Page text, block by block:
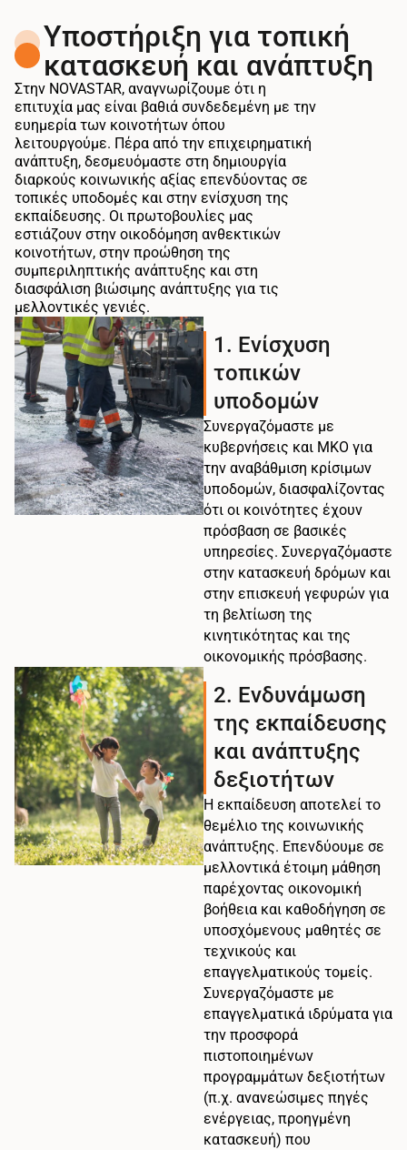
Υποστήριξη για τοπική
κατασκευή και ανάπτυξη
Στην NOVASTAR, αναγνωρίζουμε ότι η
επιτυχία μας είναι βαθιά συνδεδεμένη με την
ευημερία των κοινοτήτων όπου
λειτουργούμε. Πέρα από την επιχειρηματική
ανάπτυξη, δεσμευόμαστε στη δημιουργία
διαρκούς κοινωνικής αξίας επενδύοντας σε
τοπικές υποδομές και στην ενίσχυση της
εκπαίδευσης. Οι πρωτοβουλίες μας
εστιάζουν στην οικοδόμηση ανθεκτικών
κοινοτήτων, στην προώθηση της
συμπεριληπτικής ανάπτυξης και στη
διασφάλιση βιώσιμης ανάπτυξης για τις
μελλοντικές γενιές.
1. Ενίσχυση
τοπικών
υποδομών
Συνεργαζόμαστε με
κυβερνήσεις και ΜΚΟ για
την αναβάθμιση κρίσιμων
υποδομών, διασφαλίζοντας
ότι οι κοινότητες έχουν
πρόσβαση σε βασικές
υπηρεσίες. Συνεργαζόμαστε
στην κατασκευή δρόμων και
στην επισκευή γεφυρών για
τη βελτίωση της
κινητικότητας και της
οικονομικής πρόσβασης.
2. Ενδυνάμωση
της εκπαίδευσης
και ανάπτυξης
δεξιοτήτων
Η εκπαίδευση αποτελεί το
θεμέλιο της κοινωνικής
ανάπτυξης. Επενδύουμε σε
μελλοντικά έτοιμη μάθηση
παρέχοντας οικονομική
βοήθεια και καθοδήγηση σε
υποσχόμενους μαθητές σε
τεχνικούς και
επαγγελματικούς τομείς.
Συνεργαζόμαστε με
επαγγελματικά ιδρύματα για
την προσφορά
πιστοποιημένων
προγραμμάτων δεξιοτήτων
(π.χ. ανανεώσιμες πηγές
ενέργειας, προηγμένη
κατασκευή) που